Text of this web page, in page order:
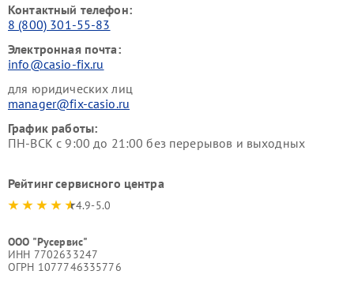
Контактный телефон:
8 (800) 301-55-83
Электронная почта:
info@casio-fix.ru
для юридических лиц
manager@fix-casio.ru
График работы:
ПН-ВСК с 9:00 до 21:00 без перерывов и выходных
Рейтинг сервисного центра
4.9-5.0
ООО "Русервис"
ИНН 7702633247
ОГРН 1077746335776